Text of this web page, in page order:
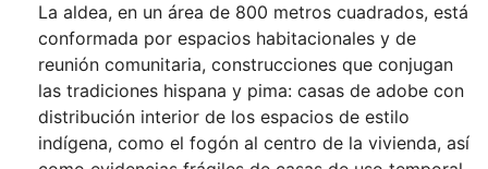
La aldea, en un área de 800 metros cuadrados, está
conformada por espacios habitacionales y de
reunión comunitaria, construcciones que conjugan
las tradiciones hispana y pima: casas de adobe con
distribución interior de los espacios de estilo
indígena, como el fogón al centro de la vivienda, así